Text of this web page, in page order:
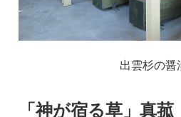
出雲杉の醤
「神が宿る草」真